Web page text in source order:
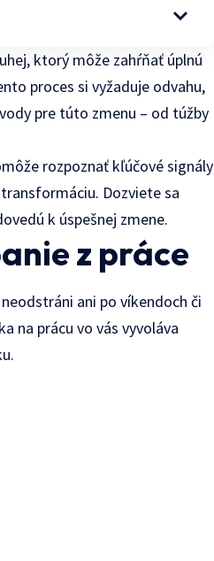
ktorý môže zahŕňať úplnú
proces si vyžaduje odvahu,
pre túto zmenu – od túžby
rozpoznať kľúčové signály
Dozviete sa
k úspešnej zmene.
z práce
ani po víkendoch či
na prácu vo vás vyvoláva